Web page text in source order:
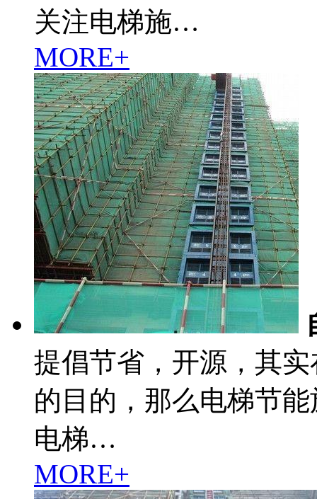
关注电梯施…
MORE+
提倡节省，开源，其
的目的，那么电梯节
电梯…
MORE+